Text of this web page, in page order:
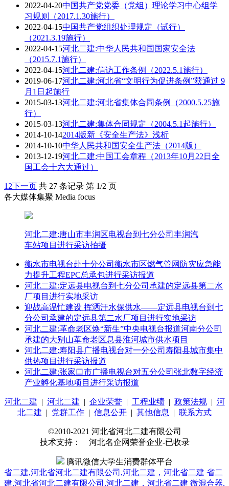
2022-04-20中国共产党党委（党组）理论学习中心组学
习规则（2017.1.30施行）
2022-04-15中国共产党组织处理规定（试行）
（2021.3.19施行）
2022-04-15河北二建:中华人民共和国国家安全法
（2015.7.1施行）
2022-04-15河北二建:信访工作条例（2022.5.1施行）
2019-06-17河北二建:河北省“文明行为促进条例”获通过 9
月1日起施行
2015-03-13河北二建:河北省集体合同条例（2000.5.25施
行）
2015-03-13河北二建:集体合同规定（2004.5.1起施行）
2014-10-142014版新《安全生产法》浅析
2014-10-10中华人民共和国安全生产法（2014版）
2013-12-19河北二建:中国工会章程（2013年10月22日全
国工会十六大通过）
1 2下一页 共 27 条记录 第 1/2 页
各大媒体集聚 Media focus
河北二建:唐山市丰润区电视台到七分公司丰润汽
车站项目进行采访拍摄
衡水市电视台赴十分公司衡水市区燃气管网防灾应急能
力提升工程EPC总承包进行采访报道
河北二建:定远县电视台到七分公司承建的定远县第二水
厂项目进行实地采访
迎战高温忙建设 挥洒汗水保供水——定远县电视台到七
分公司承建的定远县第二水厂项目进行实地采访
河北二建:革命老区焕“新生”中央电视台报道河南分公司
承建的大别山革命老区息县淮河城市供水项目
河北二建:寿阳县广播电视台对一分公司寿阳县城市集中
供热项目进行采访报道
河北二建:张家口市广播电视台对五分公司张北数字经济
产业孵化基地项目进行采访报道
河北二建 | 河北二建 | 企业荣誉| 工程业绩| 政策法规| 河
北二建 | 党群工作 | 信息公开 | 其他信息 | 联系方式
©2010-2021 河北省河北二建有限公司
技术支持： 河北名企网荣誉企业-已收录
腾讯微信大学生消费群体平台
省二建,河北省河北二建有限公司,河北二建，河北省二建 省二
建,河北省河北二建有限公司,河北二建，河北省二建 微混合器,